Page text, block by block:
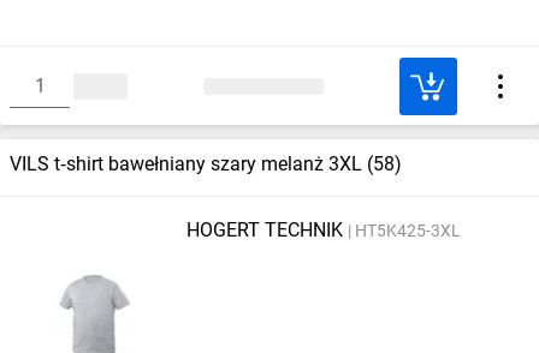
VILS t‑shirt bawełniany szary melanż 3XL (58)
HOGERT TECHNIK HT5K425-3XL